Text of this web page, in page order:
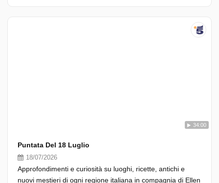
34:00
Puntata Del 18 Luglio
18/07/2026
Approfondimenti e curiosità su luoghi, ricette, antichi e
nuovi mestieri di ogni regione italiana in compagnia di Ellen